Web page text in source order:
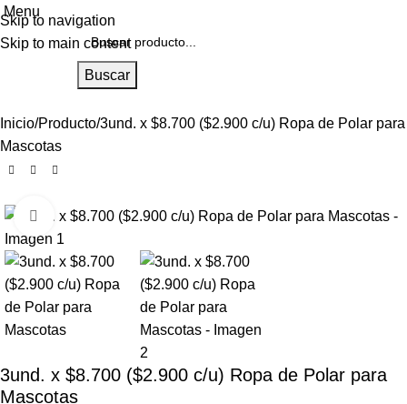
Skip to navigation
Skip to main content
Menu
Buscar
Inicio Producto 3und. x $8.700 ($2.900 c/u) Ropa de Polar para
Mascotas
Click to enlarge
3und. x $8.700 ($2.900 c/u) Ropa de Polar para
Mascotas